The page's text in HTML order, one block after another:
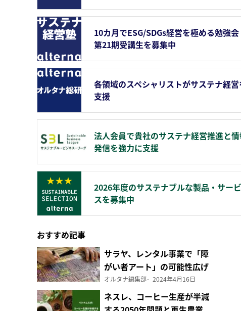
10カ月でESG/SDGs経営を極める勉強
第21期受講生を募集中
各領域のスペシャリストがサステナ経
支援
法人会員で貴社のサステナ経営推進と
発信を強力に支援
2026年度のサステナブルな製品・サービ
スを募集中
おすすめ記事
サラヤ、レンタル事業で「障
がい者アート」の可能性広げ
る
オルタナ編集部 2024年4月16日
ネスレ、コーヒー生産が半減